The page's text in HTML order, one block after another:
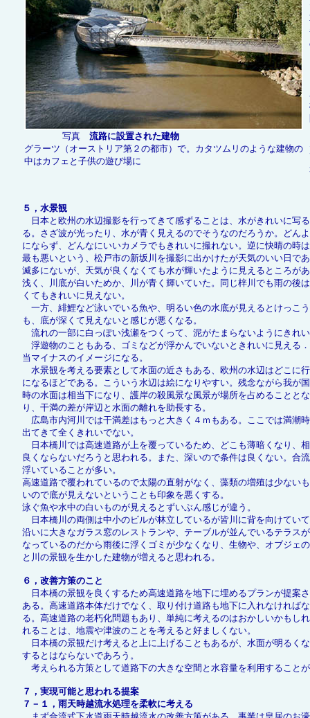
写真 流路に設置された建物
グラーツ（オーストリア第２の都市）で。カタツムリのような建物の
中はカフェと子供の遊び場に
５，水景観
日本と欧州の水辺撮影を行ってきて感ずることは、水がきれいに写
る。さざ波が光ったり、水が青く見えるのでそうなのだろうか。どん
にならず、どんなにいいカメラでもきれいに撮れない。逆に快晴の時
最も悪いという、松戸市の新坂川を撮影に出かけたが天気のいい日で
滅多にないが、天気が良くなくても水が輝いたように見えるところが
浅く、川底が白いためか、川が青く輝いていた。同じ梓川でも雨の後
くてもきれいに見えない。
一方、緋鯉など泳いでいる魚や、明るい色の水底が見えるとけっこ
も、底が深くて見えないと感じが悪くなる。
流れの一部に白っぽい浅瀬をつくって、泥がたまらないようにきれ
浮遊物のこともある、ゴミなどが浮かんでいないときれいに見える
当マイナスのイメージになる。
水景観を考える要素として水面の近さもある、欧州の水辺はどこに
になるほどである。こういう水辺は絵になりやすい。残念ながら我が
時の水面は相当下になり、護岸の殺風景な風景が場所を占めることと
り、干満の差が岸辺と水面の離れを助長する。
広島市内河川では干満差はもっと大きく４ｍもある。ここでは満潮
出てきて全くきれいでない。
日本橋川では高速道路が上を覆っているため、どこも薄暗くなり、
良くならないだろうと思われる。また、深いので条件は良くない。合
浮いていることが多い。
高速道路で覆われているので太陽の直射がなく、藻類の増殖は少ない
いので底が見えないということも印象を悪くする。
泳ぐ魚や水中の白いものが見えるとずいぶん感じが違う。
日本橋川の両側は中小のビルが林立しているが皆川に背を向けてい
沿いに大きなガラス窓のレストランや、テーブルが並んでいるテラス
なっているのだから雨後に浮くゴミが少なくなり、生物や、オブジェ
と川の景観を生かした建物が増えると思われる。
６，改善方策のこと
日本橋の景観を良くするため高速道路を地下に埋めるプランが提案
ある。高速道路本体だけでなく、取り付け道路も地下に入れなければ
る。高速道路の老朽化問題もあり、単純に考えるのはおかしいかもし
れることは、地震や津波のことを考えると好ましくない。
日本橋の景観だけ考えると上に上げることもあるが、水面が明るく
するとはならないであろう。
考えられる方策として道路下の大きな空間と水容量を利用すること
７，実現可能と思われる提案
７－１，雨天時越流水処理を柔軟に考える